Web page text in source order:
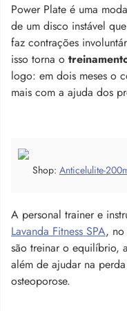
Power Plate é uma
de um disco instável
faz contrações
isso torna o
logo: em dois meses o
mais com a ajuda dos
Shop: Anticelulite-
A personal trainer e
Lavanda Fitness SPA,
são treinar o equilíbrio,
além de ajudar na
osteoporose.